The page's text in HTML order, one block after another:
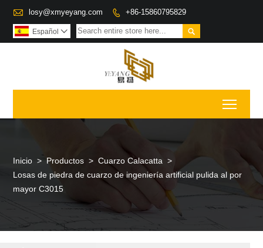
 losy@xmyeyang.com  +86-15860795829

Español 
Inicio > Productos > Cuarzo Calacatta >
Losas de piedra de cuarzo de ingeniería artificial pulida al por
mayor C3015